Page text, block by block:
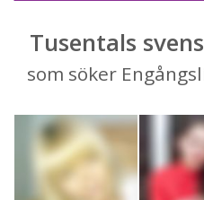
Tusentals
som söker